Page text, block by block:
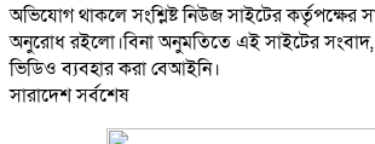
অভিযোগ থাকলে সংশ্লিষ্ট নিউজ সাইটের কর্তৃপক্ষের
অনুরোধ রইলো।বিনা অনুমতিতে এই সাইটের
ভিডিও ব্যবহার করা বেআইনি।
সারাদেশ সর্বশেষ